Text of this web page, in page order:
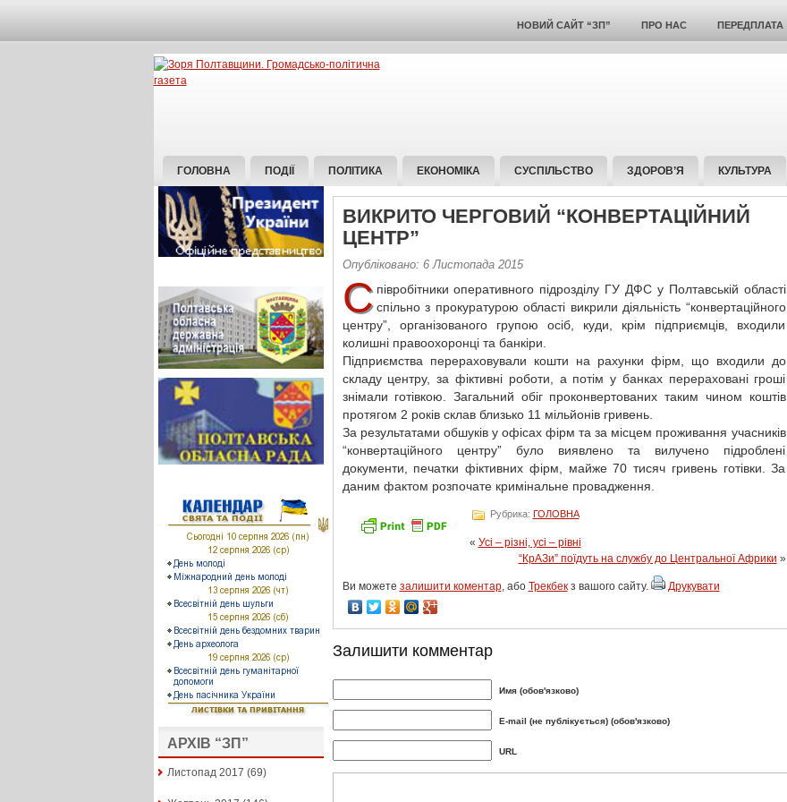
НОВИЙ САЙТ “ЗП” ПРО НАС ПЕРЕДПЛАТА
ГОЛОВНА ПОДІЇ ПОЛІТИКА ЕКОНОМІКА СУСПІЛЬСТВО ЗДОРОВ’Я КУЛЬТУРА
АРХІВ “ЗП”
Листопад 2017 (69)
ВИКРИТО ЧЕРГОВИЙ “КОНВЕРТАЦІЙНИЙ
ЦЕНТР”
Опубліковано: 6 Листопада 2015
С півробітники оперативного підрозділу ГУ ДФС у Полтавській області
спільно з прокуратурою області викрили діяльність “конвертаційного
центру”, організованого групою осіб, куди, крім підприємців, входили
колишні правоохоронці та банкіри.
Підприємства перераховували кошти на рахунки фірм, що входили до
складу центру, за фіктивні роботи, а потім у банках перераховані гроші
знімали готівкою. Загальний обіг проконвертованих таким чином коштів
протягом 2 років склав близько 11 мільйонів гривень.
За результатами обшуків у офісах фірм та за місцем проживання учасників
“конвертаційного центру” було виявлено та вилучено підроблені
документи, печатки фіктивних фірм, майже 70 тисяч гривень готівки. За
даним фактом розпочате кримінальне провадження.
Рубрика: ГОЛОВНА
« Усі – різні, усі – рівні
“КрАЗи” поїдуть на службу до Центральної Африки »
Ви можете залишити коментар, або Трекбекз вашого сайту. Друкувати
Залишити комментар
Имя (обов'язково)
E-mail (не публікується) (обов'язково)
URL